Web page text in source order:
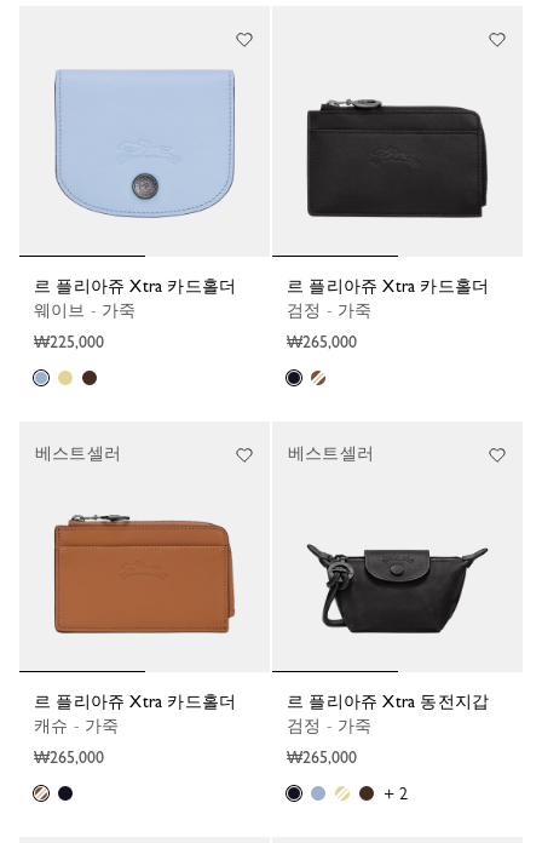
르 플리아쥬 Xtra 카드홀더
웨이브 - 가죽
₩225,000
르 플리아쥬 Xtra 카드홀더
검정 - 가죽
₩265,000
르 플리아쥬 Xtra 카드홀더
캐슈 - 가죽
₩265,000
베스트셀러
르 플리아쥬 Xtra 동전지갑
검정 - 가죽
₩265,000
+ 2
베스트셀러